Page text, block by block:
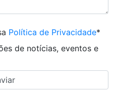
Política de Privacidade*
de notícias, eventos e